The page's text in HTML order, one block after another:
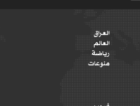
العراق
العالم
رياضة
منوعات